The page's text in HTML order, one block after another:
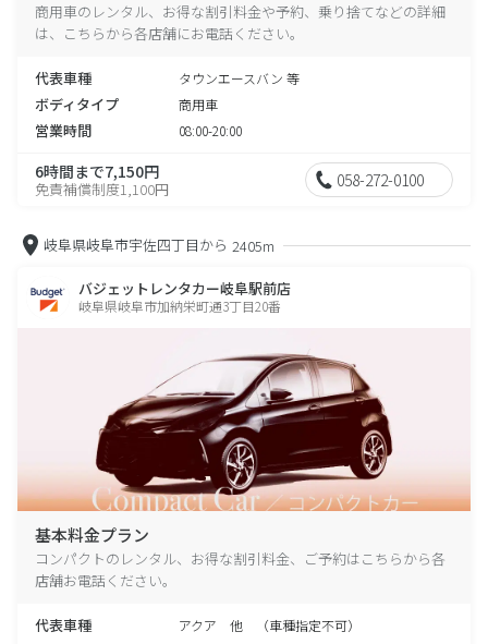
商用車のレンタル、お得な割引料金や予約、乗り捨てなどの詳細
は、こちらから各店舗にお電話ください。
代表車種 タウンエースバン 等
ボディタイプ 商用車
営業時間 08:00-20:00
6時間まで7,150円
免責補償制度1,100円 058-272-0100
岐阜県岐阜市宇佐四丁目から 2405m
バジェットレンタカー岐阜駅前店
岐阜県岐阜市加納栄町通3丁目20番
基本料金プラン
コンパクトのレンタル、お得な割引料金、ご予約はこちらから各
店舗お電話ください。
代表車種 アクア 他 （車種指定不可）